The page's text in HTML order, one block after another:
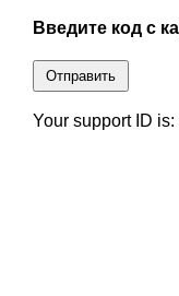
Введите код с
Отправить
Your support ID